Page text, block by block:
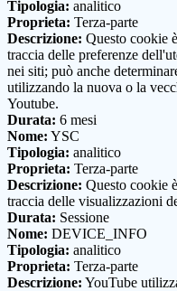
Tipologia: analitico
Proprieta: Terza-parte
Descrizione: Questo cookie
traccia delle preferenze
nei siti; può anche
utilizzando la nuova o la
Youtube.
Durata: 6 mesi
Nome: YSC
Tipologia: analitico
Proprieta: Terza-parte
Descrizione: Questo cookie
traccia delle visualizzazioni
Durata: Sessione
Nome: DEVICE_INFO
Tipologia: analitico
Proprieta: Terza-parte
Descrizione: YouTube